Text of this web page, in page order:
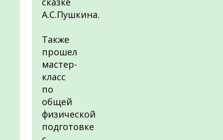
А.С.Пушкина.
Также
прошел
мастер-
класс
по
общей
физической
подготовке